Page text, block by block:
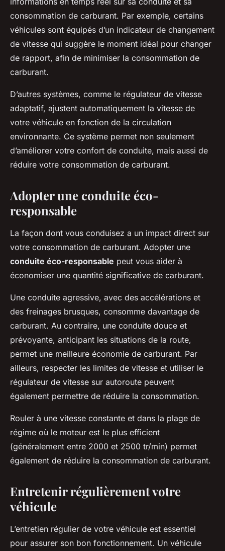
consommation de carburant. Par exemple, certains
véhicules sont équipés d’un indicateur de changement
de vitesse qui suggère le moment idéal pour changer
de rapport, afin de minimiser la consommation de
carburant.
D’autres systèmes, comme le régulateur de vitesse
adaptatif, ajustent automatiquement la vitesse de
votre véhicule en fonction de la circulation
environnante. Ce système permet non seulement
d’améliorer votre confort de conduite, mais aussi de
réduire votre consommation de carburant.
Adopter une conduite éco-
responsable
La façon dont vous conduisez a un impact direct sur
votre consommation de carburant. Adopter une
conduite éco-responsable peut vous aider à
économiser une quantité significative de carburant.
Une conduite agressive, avec des accélérations et
des freinages brusques, consomme davantage de
carburant. Au contraire, une conduite douce et
prévoyante, anticipant les situations de la route,
permet une meilleure économie de carburant. Par
ailleurs, respecter les limites de vitesse et utiliser le
régulateur de vitesse sur autoroute peuvent
également permettre de réduire la consommation.
Rouler à une vitesse constante et dans la plage de
régime où le moteur est le plus efficient
(généralement entre 2000 et 2500 tr/min) permet
également de réduire la consommation de carburant.
Entretenir régulièrement votre
véhicule
L’entretien régulier de votre véhicule est essentiel
pour assurer son bon fonctionnement. Un véhicule